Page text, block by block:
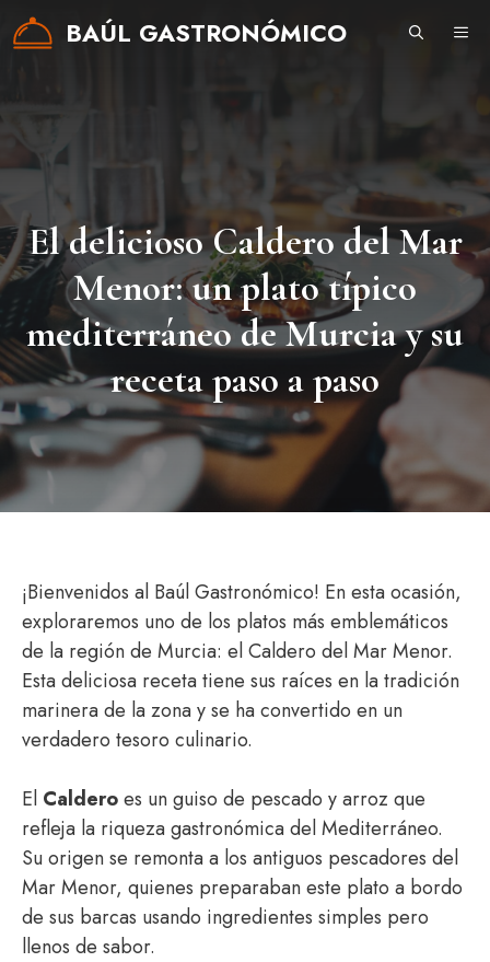
Saltar
BAÚL GASTRONÓMICO
El delicioso Caldero del Mar
Menor: un plato típico
mediterráneo de Murcia y su
receta paso a paso
¡Bienvenidos al Baúl Gastronómico! En esta ocasión,
exploraremos uno de los platos más emblemáticos
de la región de Murcia: el Caldero del Mar Menor.
Esta deliciosa receta tiene sus raíces en la tradición
marinera de la zona y se ha convertido en un
verdadero tesoro culinario.
El Calderoes un guiso de pescado y arroz que
refleja la riqueza gastronómica del Mediterráneo.
Su origen se remonta a los antiguos pescadores del
Mar Menor, quienes preparaban este plato a bordo
de sus barcas usando ingredientes simples pero
llenos de sabor.